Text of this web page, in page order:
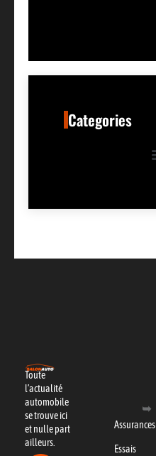
Categories
Toute
l’actualité
automobile
se trouve ici
et nulle part
ailleurs.
Assurances
Essais